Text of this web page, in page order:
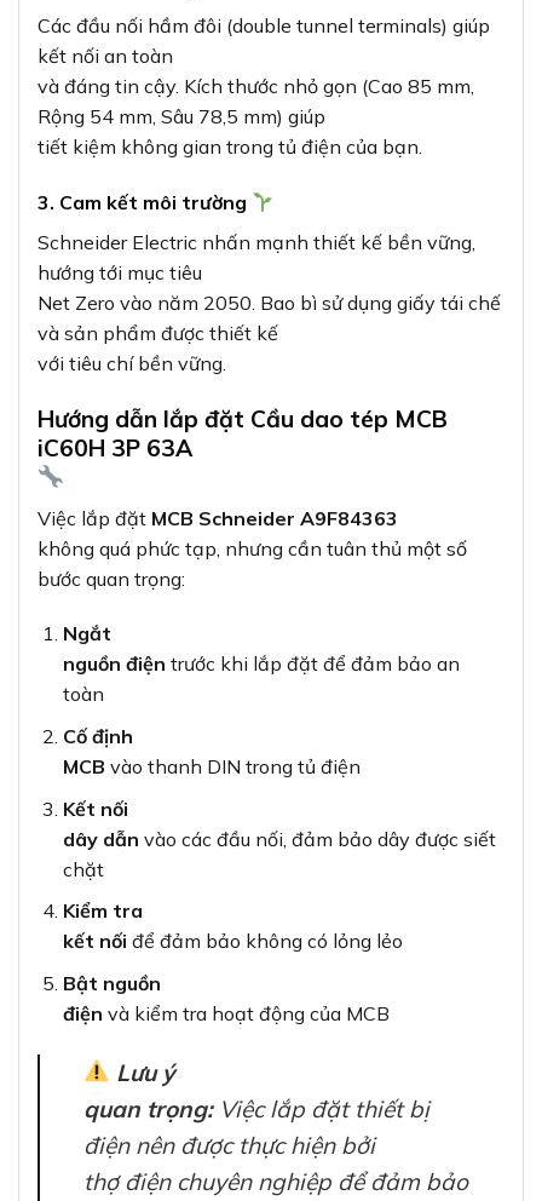
Các đầu nối hầm đôi (double tunnel terminals) giúp
kết nối an toàn
và đáng tin cậy. Kích thước nhỏ gọn (Cao 85 mm,
Rộng 54 mm, Sâu 78,5 mm) giúp
tiết kiệm không gian trong tủ điện của bạn.
3. Cam kết môi trường
Schneider Electric nhấn mạnh thiết kế bền vững,
hướng tới mục tiêu
Net Zero vào năm 2050. Bao bì sử dụng giấy tái chế
và sản phẩm được thiết kế
với tiêu chí bền vững.
Hướng dẫn lắp đặt Cầu dao tép MCB
iC60H 3P 63A
Việc lắp đặt MCB Schneider A9F84363
không quá phức tạp, nhưng cần tuân thủ một số
bước quan trọng:
Ngắt
nguồn điện trước khi lắp đặt để đảm bảo an
toàn
Cố định
MCB vào thanh DIN trong tủ điện
Kết nối
dây dẫn vào các đầu nối, đảm bảo dây được siết
chặt
Kiểm tra
kết nối để đảm bảo không có lỏng lẻo
Bật nguồn
điện và kiểm tra hoạt động của MCB
Lưu ý
quan trọng:Việc lắp đặt thiết bị
điện nên được thực hiện bởi
thợ điện chuyên nghiệp để đảm bảo